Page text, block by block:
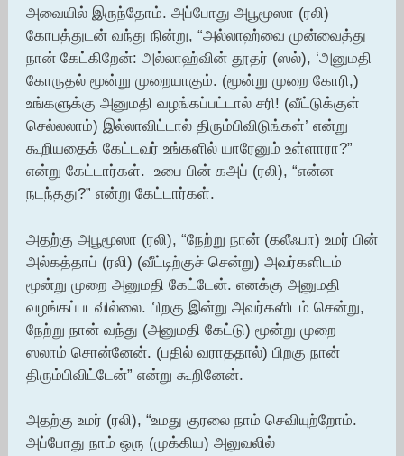
அவையில் இருந்தோம். அப்போது அபூமூஸா (ரலி)
கோபத்துடன் வந்து நின்று, “அல்லாஹ்வை முன்வைத்து
நான் கேட்கிறேன்: அல்லாஹ்வின் தூதர் (ஸல்), ‘அனுமதி
கோருதல் மூன்று முறையாகும். (மூன்று முறை கோரி,)
உங்களுக்கு அனுமதி வழங்கப்பட்டால் சரி! (வீட்டுக்குள்
செல்லலாம்) இல்லாவிட்டால் திரும்பிவிடுங்கள்’ என்று
கூறியதைக் கேட்டவர் உங்களில் யாரேனும் உள்ளாரா?”
என்று கேட்டார்கள். உபை பின் கஅப் (ரலி), “என்ன
நடந்தது?” என்று கேட்டார்கள்.
அதற்கு அபூமூஸா (ரலி), “நேற்று நான் (கலீஃபா) உமர் பின்
அல்கத்தாப் (ரலி) (வீட்டிற்குச் சென்று) அவர்களிடம்
மூன்று முறை அனுமதி கேட்டேன். எனக்கு அனுமதி
வழங்கப்படவில்லை. பிறகு இன்று அவர்களிடம் சென்று,
நேற்று நான் வந்து (அனுமதி கேட்டு) மூன்று முறை
ஸலாம் சொன்னேன். (பதில் வராததால்) பிறகு நான்
திரும்பிவிட்டேன்” என்று கூறினேன்.
அதற்கு உமர் (ரலி), “உமது குரலை நாம் செவியுற்றோம்.
அப்போது நாம் ஒரு (முக்கிய) அலுவலில்